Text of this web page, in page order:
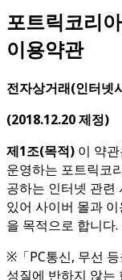
포트릭코리아
이용약관
전자상거래(인터넷
(2018.12.20제정)
제1조(목적) 이 약
운영하는 포트릭코
공하는 인터넷 관련
있어 사이버 몰과
을 목적으로 합니다.
※「PC통신, 무선
성질에 반하지 않는